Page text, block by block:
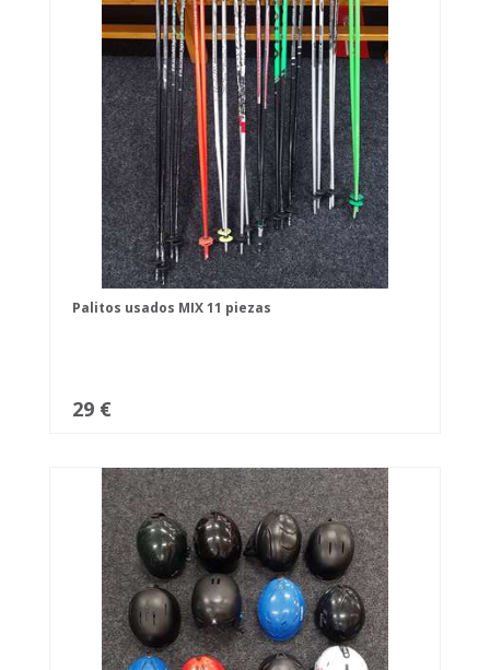
Palitos usados MIX 11 piezas
29 €